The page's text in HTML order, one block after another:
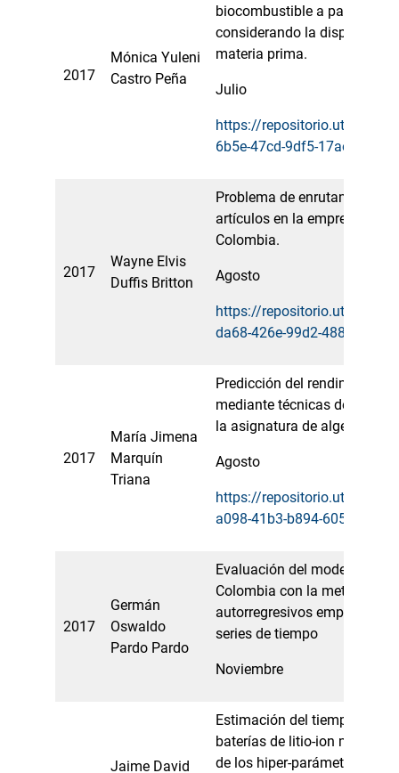
2017
Mónica Yuleni
Castro Peña
biocombustible a partir de
considerando la
materia prima.
Julio
https://
6b5e-47cd-9df5-
2017
Wayne Elvis
Duffis Britton
Problema de enrutamiento
artículos en la empresa
Colombia.
Agosto
https://
da68-426e-99d2-
2017
María Jimena
Marquín
Triana
Predicción del rendimiento
mediante técnicas de
la asignatura de algebra
Agosto
https://
a098-41b3-b894-
2017
Germán
Oswaldo
Pardo Pardo
Evaluación del modelo de
Colombia con la
autorregresivos empleando
series de tiempo
Noviembre
Jaime David
Estimación del tiempo de
baterías de litio-ion
de los hiper-parámetros del